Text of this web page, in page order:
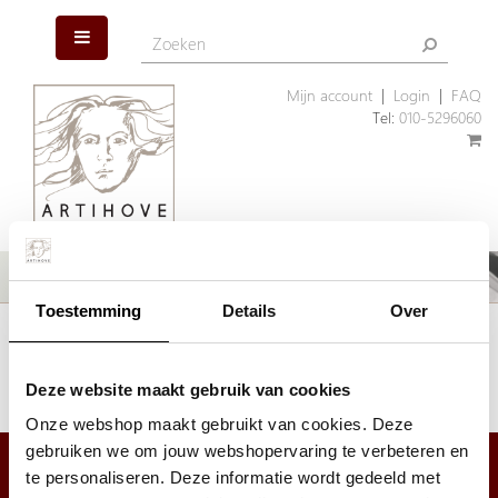
Toestemming Details Over
Deze website maakt gebruik van cookies
Onze webshop maakt gebruikt van cookies. Deze
gebruiken we om jouw webshopervaring te verbeteren en
te personaliseren. Deze informatie wordt gedeeld met
Mijn account| Login
FAQ
Tel: 010-5296060
Het artikel dat u zoekt is helaas niet meer aanwezig. Wellicht kunnen
Klik hier om ons assortiment geschenken te bekijken.